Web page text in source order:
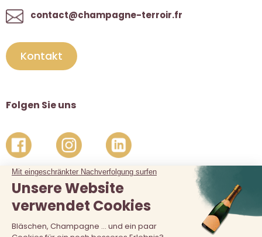
contact@champagne-terroir.fr
Kontakt
Folgen Sie uns